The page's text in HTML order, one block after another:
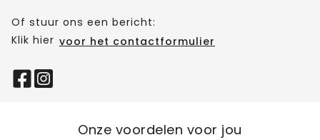
Of stuur ons een bericht:
Klik hier voor het contactformulier
Onze voordelen voor jou